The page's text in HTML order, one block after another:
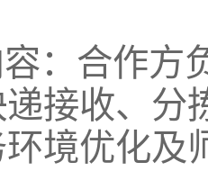
：合作方
接收、分
境优化及